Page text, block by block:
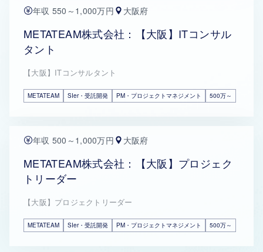
年収 550～1,000万円 大阪府
METATEAM株式会社：【大阪】ITコンサル
タント
【大阪】ITコンサルタント
METATEAM SIer・受託開発 PM・プロジェクトマネジメント 500万～
年収 500～1,000万円 大阪府
METATEAM株式会社：【大阪】プロジェク
トリーダー
【大阪】プロジェクトリーダー
METATEAM SIer・受託開発 PM・プロジェクトマネジメント 500万～